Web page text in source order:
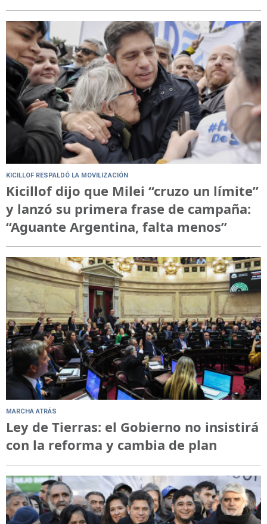
KICILLOF RESPALDÓ LA MOVILIZACIÓN
Kicillof dijo que Milei “cruzo un límite”
y lanzó su primera frase de campaña:
“Aguante Argentina, falta menos”
MARCHA ATRÁS
Ley de Tierras: el Gobierno no insistirá
con la reforma y cambia de plan